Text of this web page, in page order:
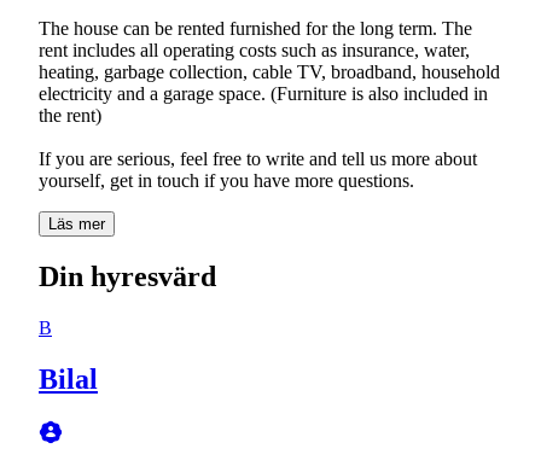
The house can be rented furnished for the long term. The
rent includes all operating costs such as insurance, water,
heating, garbage collection, cable TV, broadband, household
electricity and a garage space. (Furniture is also included in
the rent)
If you are serious, feel free to write and tell us more about
Läs mer
Din hyresvärd
B
Bilal